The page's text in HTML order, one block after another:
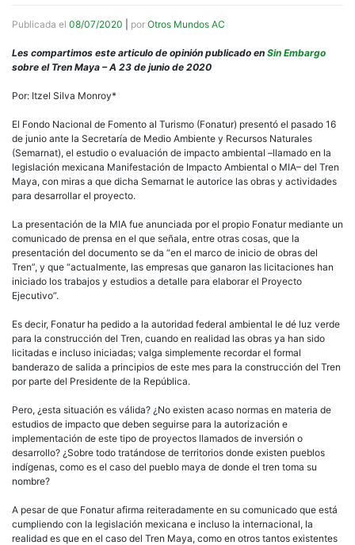
Publicada el 08/07/2020 por Otros Mundos AC
Les compartimos este articulo de opinión publicado en Sin Embargo
sobre el Tren Maya – A 23 de junio de 2020
Por: Itzel Silva Monroy*
El Fondo Nacional de Fomento al Turismo (Fonatur) presentó el pasado 16
de junio ante la Secretaría de Medio Ambiente y Recursos Naturales
(Semarnat), el estudio o evaluación de impacto ambiental –llamado en la
legislación mexicana Manifestación de Impacto Ambiental o MIA– del Tren
Maya, con miras a que dicha Semarnat le autorice las obras y actividades
para desarrollar el proyecto.
La presentación de la MIA fue anunciada por el propio Fonatur mediante un
comunicado de prensa en el que señala, entre otras cosas, que la
presentación del documento se da “en el marco de inicio de obras del
Tren”, y que “actualmente, las empresas que ganaron las licitaciones han
iniciado los trabajos y estudios a detalle para elaborar el Proyecto
Ejecutivo”.
Es decir, Fonatur ha pedido a la autoridad federal ambiental le dé luz verde
para la construcción del Tren, cuando en realidad las obras ya han sido
licitadas e incluso iniciadas; valga simplemente recordar el formal
banderazo de salida a principios de este mes para la construcción del Tren
por parte del Presidente de la República.
Pero, ¿esta situación es válida? ¿No existen acaso normas en materia de
estudios de impacto que deben seguirse para la autorización e
implementación de este tipo de proyectos llamados de inversión o
desarrollo? ¿Sobre todo tratándose de territorios donde existen pueblos
indígenas, como es el caso del pueblo maya de donde el tren toma su
nombre?
A pesar de que Fonatur afirma reiteradamente en su comunicado que está
cumpliendo con la legislación mexicana e incluso la internacional, la
realidad es que en el caso del Tren Maya, como en otros tantos existentes